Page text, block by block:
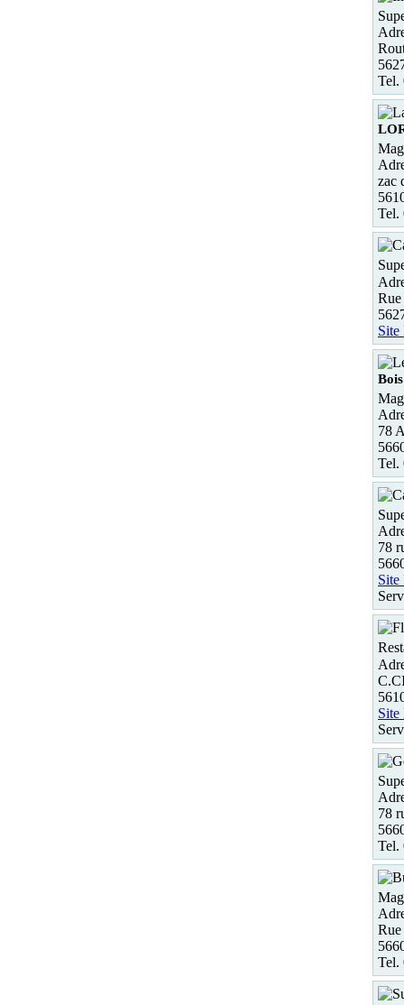
Tel.
zac
Tel.
Site
78
Tel.
78
Site
Site
78
Tel.
Rue
Tel.